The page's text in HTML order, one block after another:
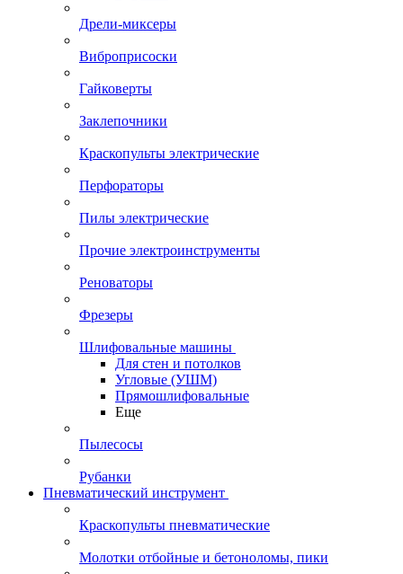
Дрели-миксеры
Виброприсоски
Гайковерты
Заклепочники
Краскопульты электрические
Перфораторы
Пилы электрические
Прочие электроинструменты
Реноваторы
Фрезеры
Шлифовальные машины
Для стен и потолков
Угловые (УШМ)
Прямошлифовальные
Еще
Пылесосы
Рубанки
Пневматический инструмент
Краскопульты пневматические
Молотки отбойные и бетоноломы, пики